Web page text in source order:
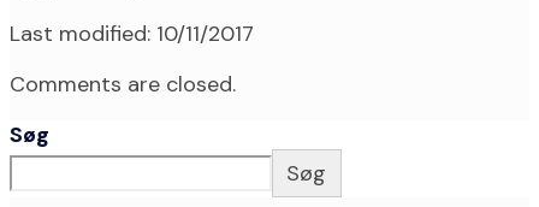
Last modified: 10/11/2017
Comments are closed.
Søg
Søg